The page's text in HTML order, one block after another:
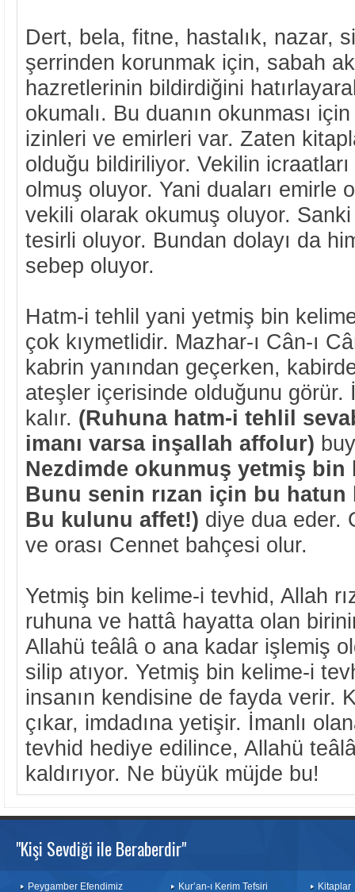
Dert, bela, fitne, hastalık, nazar,
şerrinden korunmak için, sabah
hazretlerinin bildirdiğini
okumalı. Bu duanın okunması
izinleri ve emirleri var. Zaten
olduğu bildiriliyor. Vekilin icraatları
olmuş oluyor. Yani duaları emirle
vekili olarak okumuş oluyor.
tesirli oluyor. Bundan dolayı da
sebep oluyor.
Hatm-i tehlil yani yetmiş bin
çok kıymetlidir. Mazhar-ı Cân-ı
kabrin yanından geçerken,
ateşler içerisinde olduğunu görür.
kalır. (Ruhuna hatm-i tehlil
imanı varsa inşallah affolur)
Nezdimde okunmuş yetmiş bin
Bunu senin rızan için bu
Bu kulunu affet!) diye dua eder.
ve orası Cennet bahçesi olur.
Yetmiş bin kelime-i tevhid, Allah
ruhuna ve hattâ hayatta olan
Allahü teâlâ o ana kadar işlemiş
silip atıyor. Yetmiş bin kelime-i
insanın kendisine de fayda verir.
çıkar, imdadına yetişir. İmanlı
tevhid hediye edilince, Allahü
kaldırıyor. Ne büyük müjde bu!
"Kişi Sevdiği ile Beraberdir"
Peygamber Efendimiz Kur’an-ı Kerim Tefsiri Kitaplar